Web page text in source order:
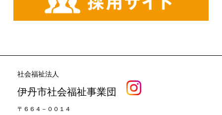
社会福祉法人
伊丹市社会福祉事業団
〒６６４－００１４